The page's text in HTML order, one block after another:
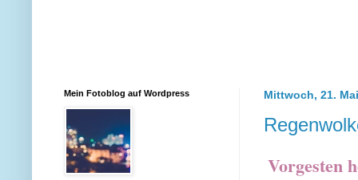
Mittwoch, 21.
Vorgesten
Mein Fotoblog auf Wordpress